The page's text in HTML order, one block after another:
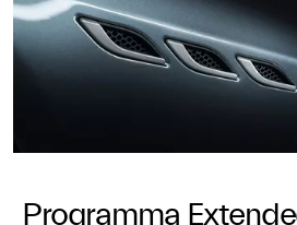
Programma